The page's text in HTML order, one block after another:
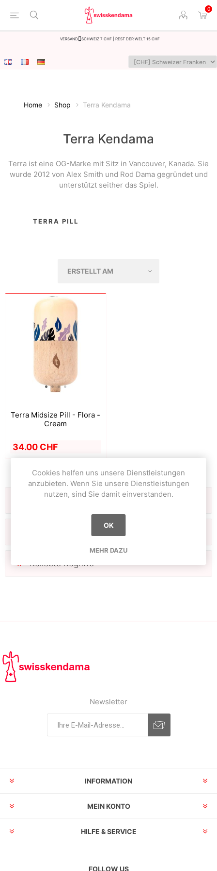
0
Versand Schweiz 7 CHF | Rest der Welt 15 CHF
Home Shop Terra Kendama
Terra Kendama
Terra ist eine OG-Marke mit Sitz in Vancouver, Kanada. Sie
wurde 2012 von Alex Smith und Rod Dama gegründet und
unterstützt seither das Spiel.
TERRA PILL
Terra Midsize Pill - Flora -
Cream
34.00 CHF
Kategorien
Beliebte Begriffe
Newsletter
INFORMATION
MEIN KONTO
HILFE & SERVICE
FOLLOW US
Cookies helfen uns unsere Dienstleistungen
anzubieten. Wenn Sie unsere Dienstleistungen
nutzen, sind Sie damit einverstanden.
OK
MEHR DAZU